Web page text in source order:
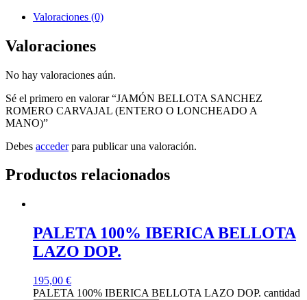
Valoraciones (0)
Valoraciones
No hay valoraciones aún.
Sé el primero en valorar “JAMÓN BELLOTA SANCHEZ
ROMERO CARVAJAL (ENTERO O LONCHEADO A
MANO)”
Debes accederpara publicar una valoración.
Productos relacionados
PALETA 100% IBERICA BELLOTA
LAZO DOP.
195,00 €
PALETA 100% IBERICA BELLOTA LAZO DOP. cantidad